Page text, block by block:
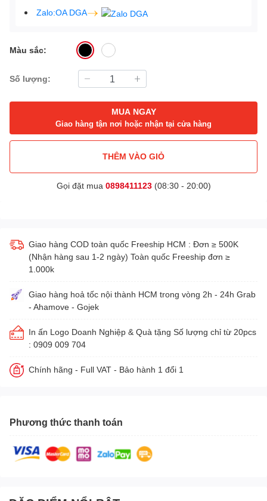
Zalo:OA DGA
Màu sắc:
Số lượng:
MUA NGAY
Giao hàng tận nơi hoặc nhận tại cửa hàng
THÊM VÀO GIỎ
Gọi đặt mua 0898411123(08:30 - 20:00)
Giao hàng COD toàn quốc Freeship HCM : Đơn ≥ 500K
(Nhận hàng sau 1-2 ngày) Toàn quốc Freeship đơn ≥
1.000k
Giao hàng hoả tốc nội thành HCM trong vòng 2h - 24h Grab
- Ahamove - Gojek
In ấn Logo Doanh Nghiệp & Quà tặng Số lượng chỉ từ 20pcs
: 0909 009 704
Chính hãng - Full VAT - Bảo hành 1 đổi 1
Phương thức thanh toán